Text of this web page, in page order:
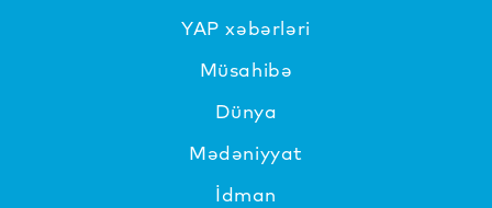
YAP xəbərləri
Müsahibə
Dünya
Mədəniyyat
İdman